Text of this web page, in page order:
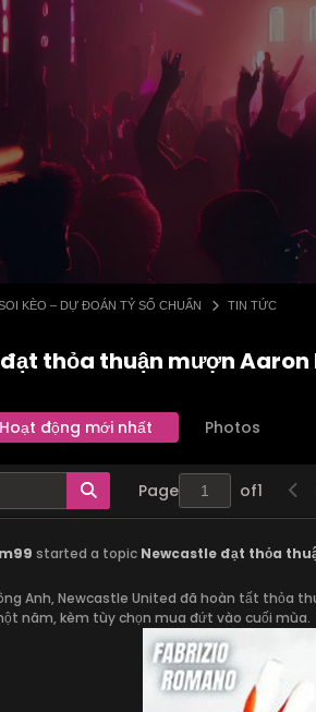
KÈO – DỰ ĐOÁN TỶ SỐ CHUẨN TIN TỨC
thỏa thuận mượn
Hoạt động mới nhất Photos
Page of1
started a topic Newcastle đạt thỏa
Anh, Newcastle United đã hoàn tất thỏa
năm, kèm tùy chọn mua đứt vào cuối mùa.